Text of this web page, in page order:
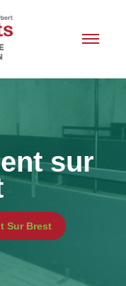
sur
Sur Brest